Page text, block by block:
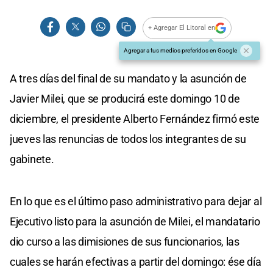
+ Agregar El Litoral en
Agregar a tus medios preferidos en Google
A tres días del final de su mandato y la asunción de
Javier Milei, que se producirá este domingo 10 de
diciembre, el presidente Alberto Fernández firmó este
jueves las renuncias de todos los integrantes de su
gabinete.
En lo que es el último paso administrativo para dejar al
Ejecutivo listo para la asunción de Milei, el mandatario
dio curso a las dimisiones de sus funcionarios, las
cuales se harán efectivas a partir del domingo: ése día